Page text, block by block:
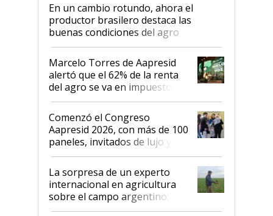
En un cambio rotundo, ahora el
productor brasilero destaca las
buenas condiciones del agro
argentino para invertir: "Los veo
más motivados"
Marcelo Torres de Aapresid
alertó que el 62% de la renta
del agro se va en impuestos:
"No es bueno que en
Argentina se sigan discutiendo
las mismas cosas de hace 50
años"
Comenzó el Congreso
Aapresid 2026, con más de 100
paneles, invitados de lujo y
todas las tendencias
La sorpresa de un experto
internacional en agricultura
sobre el campo argentino:
"Estoy muy impresionado"